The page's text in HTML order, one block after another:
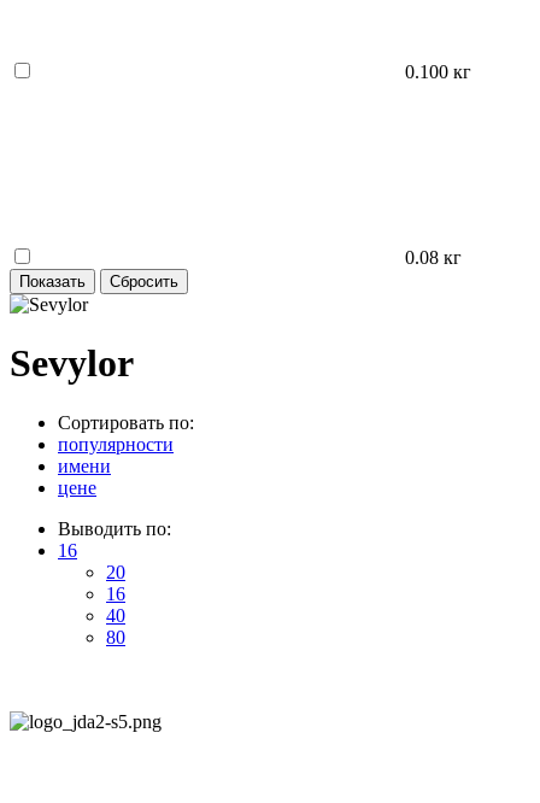
0.100 кг
0.08 кг
Sevylor
Сортировать по:
популярности
имени
цене
Выводить по:
16
20
16
40
80